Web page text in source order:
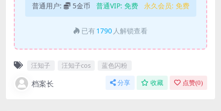
普通用户: 5金币 普通VIP: 免费 永久会员: 免费
已有 1790 人解锁查看
汪知子 汪知子cos 蓝色闪粉
档案长 分享 收藏 点赞(0)